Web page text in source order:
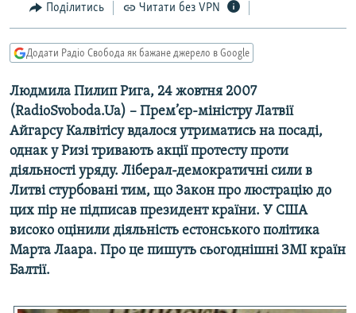
пошукуКУЛЬТУРА
СВІТ
КРИМ.РЕАЛІЇ
ТИ ЯК?
СХЕМИ
ПРИАЗОВ’Я
КИТАЙ.ВИКЛИКИ
МУЛЬТИМЕДІА
ФОТО
СПЕЦПРОЄКТИ
ПОДКАСТИ
РУС
Поділитись Читати без VPN
Додати Радіо Свобода як бажане джерело в Google
Людмила Пилип Рига, 24 жовтня 2007
(RadioSvoboda.Ua) – Прем’єр-міністру Латвії
Айгарсу Калвітісу вдалося утриматись на посаді,
однак у Ризі тривають акції протесту проти
діяльності уряду. Ліберал-демократичні сили в
Литві стурбовані тим, що Закон про люстрацію до
цих пір не підписав президент країни. У США
високо оцінили діяльність естонського політика
Марта Лаара. Про це пишуть сьогоднішні ЗМІ країн
Балтії.